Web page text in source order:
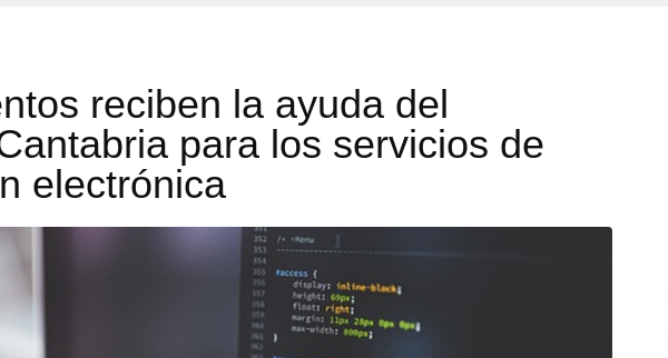
reciben la ayuda del
para los servicios de
electrónica